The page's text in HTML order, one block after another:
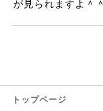
が見られますよ＾＾
トップページ